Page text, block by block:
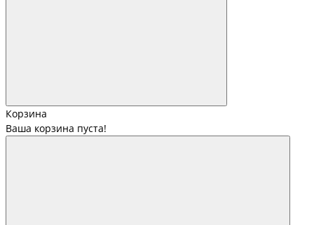
Корзина
Ваша корзина пуста!